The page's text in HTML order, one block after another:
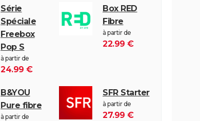
Série
Spéciale
Freebox
Pop S
à partir de
24.99 €
Box RED
Fibre
à partir de
22.99 €
B&YOU
Pure fibre
à partir de
SFR Starter
à partir de
27.99 €